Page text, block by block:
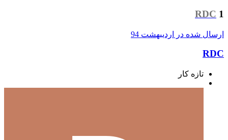
RDC 1
ارسال شده در اردیبهشت 94
RDC
تازه کار